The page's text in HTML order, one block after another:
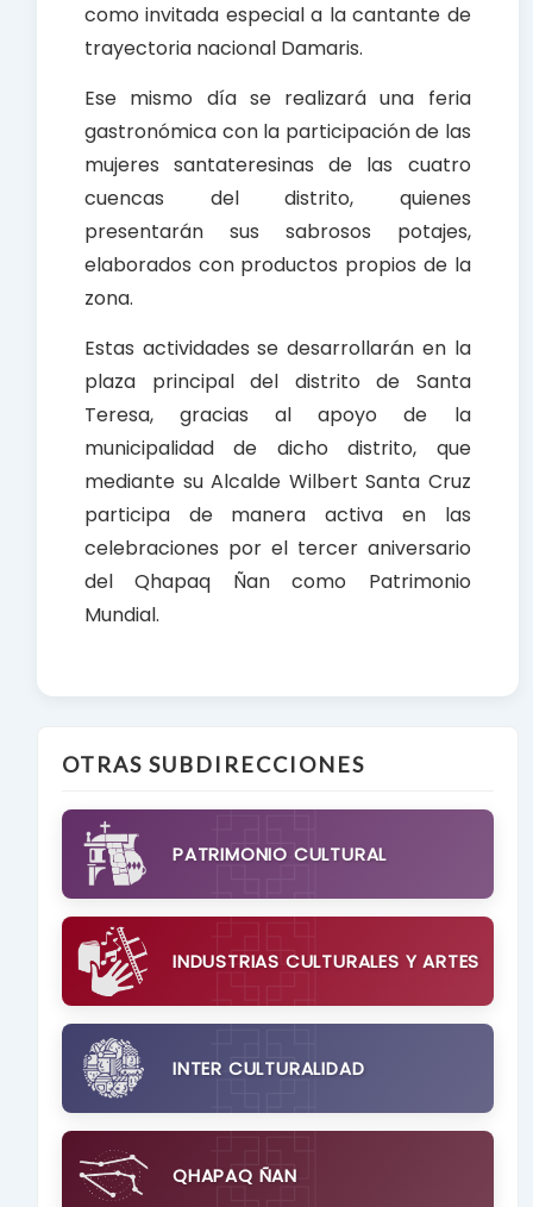
como invitada especial a la cantante de
trayectoria nacional Damaris.
Ese mismo día se realizará una feria
gastronómica con la participación de las
mujeres santateresinas de las cuatro
cuencas del distrito, quienes
presentarán sus sabrosos potajes,
elaborados con productos propios de la
zona.
Estas actividades se desarrollarán en la
plaza principal del distrito de Santa
Teresa, gracias al apoyo de la
municipalidad de dicho distrito, que
mediante su Alcalde Wilbert Santa Cruz
participa de manera activa en las
celebraciones por el tercer aniversario
del Qhapaq Ñan como Patrimonio
Mundial.
OTRAS SUBDIRECCIONES
PATRIMONIO CULTURAL
INDUSTRIAS CULTURALES Y ARTES
INTER CULTURALIDAD
QHAPAQ ÑAN